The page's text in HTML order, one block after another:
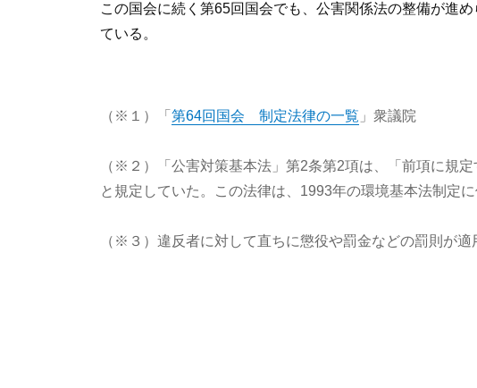
この国会に続く第65回国会でも、公害関係法の整備が進
ている。
（※１）「 第64回国会 制定法律の一覧 」衆議院
（※２）「公害対策基本法」第2条第2項は、「前項に規
と規定していた。この法律は、1993年の環境基本法制定に
（※３）違反者に対して直ちに懲役や罰金などの罰則が適